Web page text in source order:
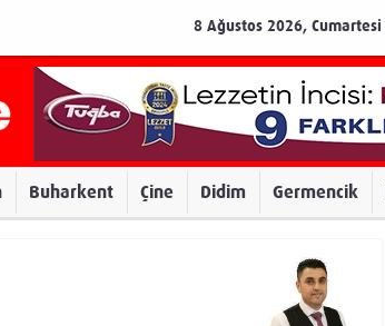
8 Ağustos 2026, Cumartesi
Buharkent Çine Didim Germencik